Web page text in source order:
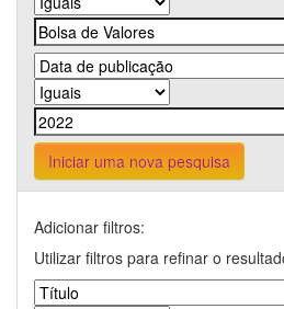
Iniciar uma nova pesquisa
Adicionar filtros:
Utilizar filtros para refinar o